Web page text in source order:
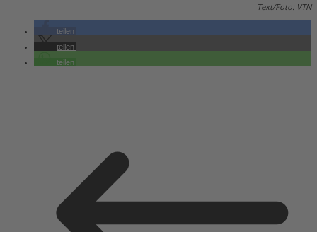
Text/Foto: VTN
teilen
teilen
teilen